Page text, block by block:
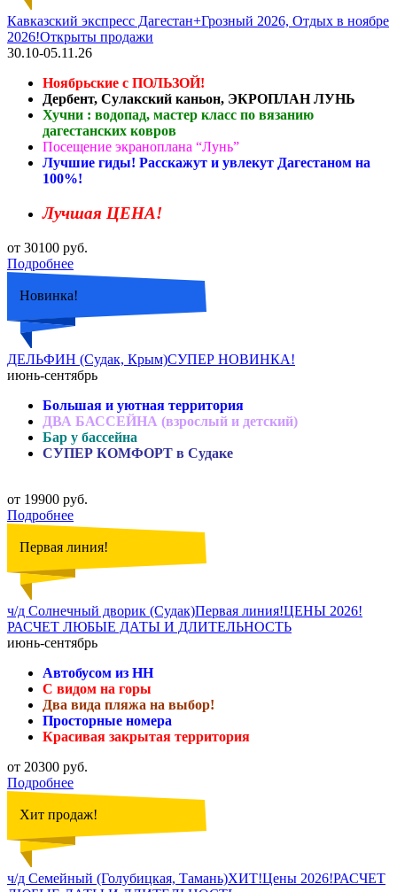
Кавказский экспресс Дагестан+Грозный 2026, Отдых в ноябре
2026!Открыты продажи
30.10-05.11.26
Ноябрьские с ПОЛЬЗОЙ!
Дербент, Сулакский каньон, ЭКРОПЛАН ЛУНЬ
Хучни : водопад, мастер класс по вязанию
дагестанских ковров
Посещение экраноплана “Лунь”
Лучшие гиды! Расскажут и увлекут Дагестаном на
100%!
Лучшая ЦЕНА!
от 30100 руб.
Подробнее
Новинка!
ДЕЛЬФИН (Судак, Крым)СУПЕР НОВИНКА!
июнь-сентябрь
Большая и уютная территория
ДВА БАССЕЙНА (взрослый и детский)
Бар у бассейна
СУПЕР КОМФОРТ в Судаке
от 19900 руб.
Подробнее
Первая линия!
ч/д Солнечный дворик (Судак)Первая линия!ЦЕНЫ 2026!
РАСЧЕТ ЛЮБЫЕ ДАТЫ И ДЛИТЕЛЬНОСТЬ
июнь-сентябрь
Автобусом из НН
С видом на горы
Два вида пляжа на выбор!
Просторные номера
Красивая закрытая территория
от 20300 руб.
Подробнее
Хит продаж!
ч/д Семейный (Голубицкая, Тамань)ХИТ!Цены 2026!РАСЧЕТ